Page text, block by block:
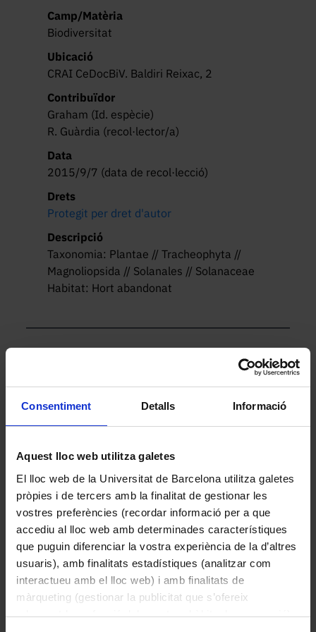
Consentiment Detalls Informació
Aquest lloc web utilitza galetes
El lloc web de la Universitat de Barcelona utilitza galetes
pròpies i de tercers amb la finalitat de gestionar les
vostres preferències (recordar informació per a que
accediu al lloc web amb determinades característiques
que puguin diferenciar la vostra experiència de la d’altres
usuaris), amb finalitats estadístiques (analitzar com
interactueu amb el lloc web) i amb finalitats de
màrqueting (gestionar la publicitat que s’ofereix
adequant-la en funció dels vostres hàbits de navegació).
Camp/Matèria
Biodiversitat
Ubicació
CRAI CeDocBiV. Baldiri Reixac, 2
Contribuïdor
Graham (Id. espècie)
R. Guàrdia (recol·lector/a)
Data
2015/9/7 (data de recol·lecció)
Drets
Protegit per dret d'autor
Descripció
Taxonomia: Plantae // Tracheophyta //
Magnoliopsida // Solanales // Solanaceae
Habitat: Hort abandonat
Ilex aquifolium L. (Grèvol)
2015